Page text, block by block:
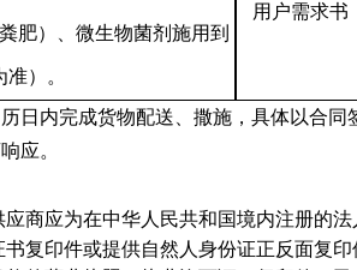
肥）、微生物菌剂施用到
）。
用户需求书
日内完成货物配送、撒施，具体以合
应。
商应为在中华人民共和国境内注册的
复印件或提供自然人身份证正反面复